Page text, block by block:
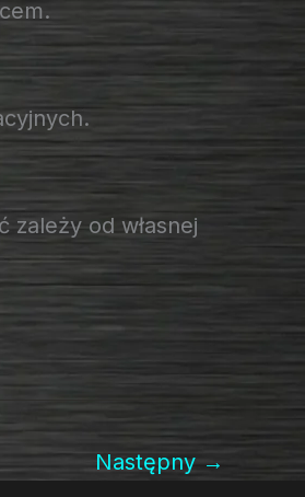
od własnej
Następny→